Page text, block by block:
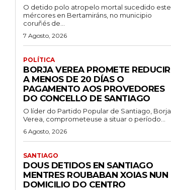
O detido polo atropelo mortal sucedido este
mércores en Bertamiráns, no municipio
coruñés de...
7 Agosto, 2026
POLÍTICA
BORJA VEREA PROMETE REDUCIR
A MENOS DE 20 DÍAS O
PAGAMENTO AOS PROVEDORES
DO CONCELLO DE SANTIAGO
O líder do Partido Popular de Santiago, Borja
Verea, comprometeuse a situar o período...
6 Agosto, 2026
SANTIAGO
DOUS DETIDOS EN SANTIAGO
MENTRES ROUBABAN XOIAS NUN
DOMICILIO DO CENTRO